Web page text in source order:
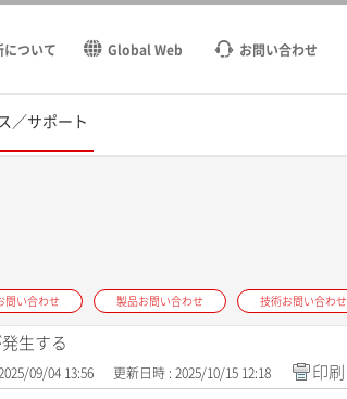
について Global Web お問い合わせ
／サポート
問い合わせ 製品お問い合わせ 技術お問い合わせ
発生する
09/04 13:56 更新日時 : 2025/10/15 12:18 印刷